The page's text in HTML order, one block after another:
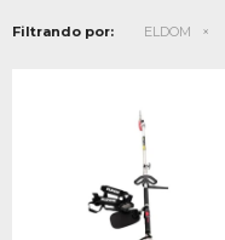
Filtrando por: ELDOM